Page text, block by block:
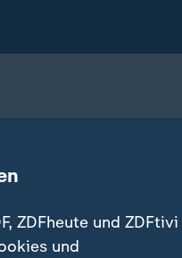
ZDFheute und ZDFtivi
und